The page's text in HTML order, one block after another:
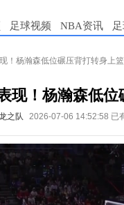
足球视频 NBA资讯
！杨瀚森低位碾压背打转身上
现！杨瀚森低
之队 2026-07-06 14:52:58 已